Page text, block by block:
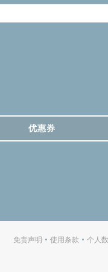
优惠券
免责声明
((在新窗口中打开))
使用条款
((在新窗口
个人